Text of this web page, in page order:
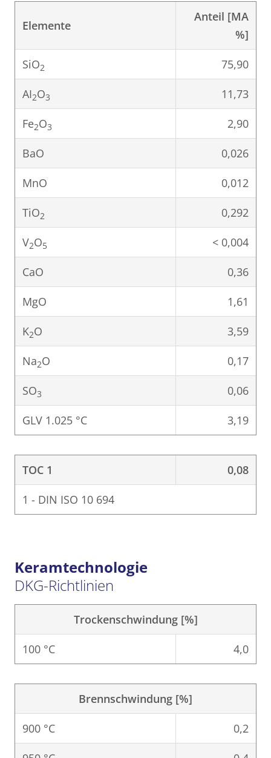
Elemente
Anteil [MA
%]
SiO2 75,90
AI2O3 11,73
Fe2O3 2,90
BaO 0,026
MnO 0,012
TiO2 0,292
V2O5 < 0,004
CaO 0,36
MgO 1,61
K2O 3,59
Na2O 0,17
SO3 0,06
GLV 1.025 °C 3,19
TOC 1 0,08
1 - DIN ISO 10 694
Keramtechnologie
DKG-Richtlinien
Trockenschwindung [%]
100 °C 4,0
Brennschwindung [%]
900 °C 0,2